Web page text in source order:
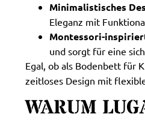
Minimalistisches
Eleganz mit
Montessori-
und sorgt für eine
Egal, ob als Bodenbett für
zeitloses Design mit
WARUM